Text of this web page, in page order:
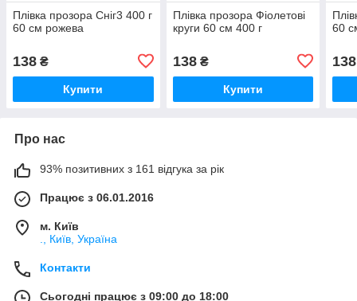
Плівка прозора Сніг3 400 г
60 см рожева
138 ₴
Купити
Плівка прозора Фіолетові
круги 60 см 400 г
138₴
Купити
60
138
Про нас
93% позитивних з 161 відгука за рік
Працює з 06.01.2016
м. Київ
., Київ, Україна
Контакти
Сьогодні працює з 09:00 до 18:00